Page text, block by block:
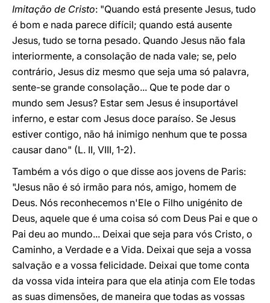
Imitação de Cristo: "Quando está presente Jesus, tudo
é bom e nada parece difícil; quando está ausente
Jesus, tudo se torna pesado. Quando Jesus não fala
interiormente, a consolação de nada vale; se, pelo
contrário, Jesus diz mesmo que seja uma só palavra,
sente-se grande consolação... Que te pode dar o
mundo sem Jesus? Estar sem Jesus é insuportável
inferno, e estar com Jesus doce paraíso. Se Jesus
estiver contigo, não há inimigo nenhum que te possa
causar dano" (L. II, VIII, 1-2).
Também a vós digo o que disse aos jovens de Paris:
"Jesus não é só irmão para nós, amigo, homem de
Deus. Nós reconhecemos n'Ele o Filho unigénito de
Deus, aquele que é uma coisa só com Deus Pai e que o
Pai deu ao mundo... Deixai que seja para vós Cristo, o
Caminho, a Verdade e a Vida. Deixai que seja a vossa
salvação e a vossa felicidade. Deixai que tome conta
da vossa vida inteira para que ela atinja com Ele todas
as suas dimensões, de maneira que todas as vossas